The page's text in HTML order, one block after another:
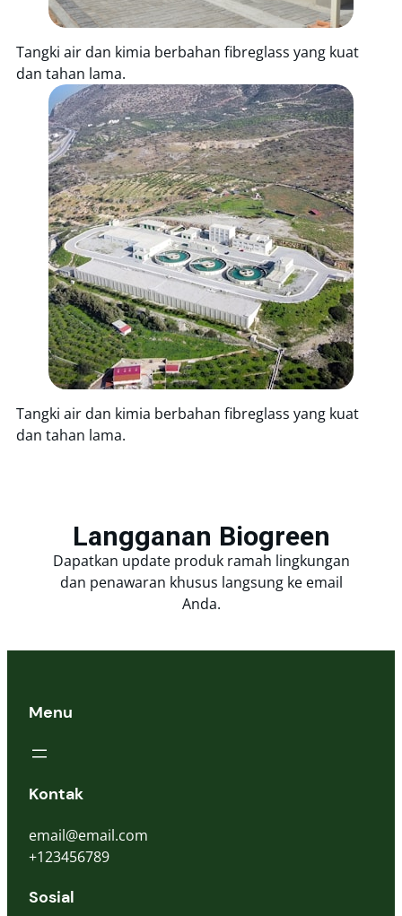
Tangki air dan kimia berbahan fibreglass yang kuat
dan tahan lama.
Tangki air dan kimia berbahan fibreglass yang kuat
dan tahan lama.
Langganan Biogreen
Dapatkan update produk ramah lingkungan
dan penawaran khusus langsung ke email
Anda.
Menu
Kontak
email@email.com
+123456789
Sosial